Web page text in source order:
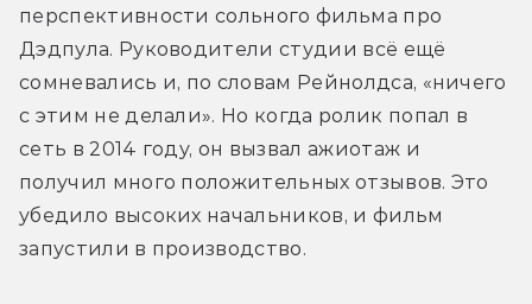
перспективности сольного фильма про
Дэдпула. Руководители студии всё ещё
сомневались и, по словам Рейнолдса, «ничего
с этим не делали». Но когда ролик попал в
сеть в 2014 году, он вызвал ажиотаж и
получил много положительных отзывов. Это
убедило высоких начальников, и фильм